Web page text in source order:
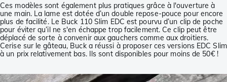
Ces modèles sont également plus pratiques grâce à l'ouverture à
une main. La lame est dotée d’un double repose-pouce pour encore
plus de facilité. Le Buck 110 Slim EDC est pourvu d’un clip de poche
pour éviter qu’il ne s'en échappe trop facilement. Ce clip peut être
déplacé de sorte à convenir aux gauchers comme aux droitiers.
Cerise sur le gâteau, Buck a réussi à proposer ces versions EDC Slim
à un prix relativement bas. Ils sont disponibles pour moins de 50€ !